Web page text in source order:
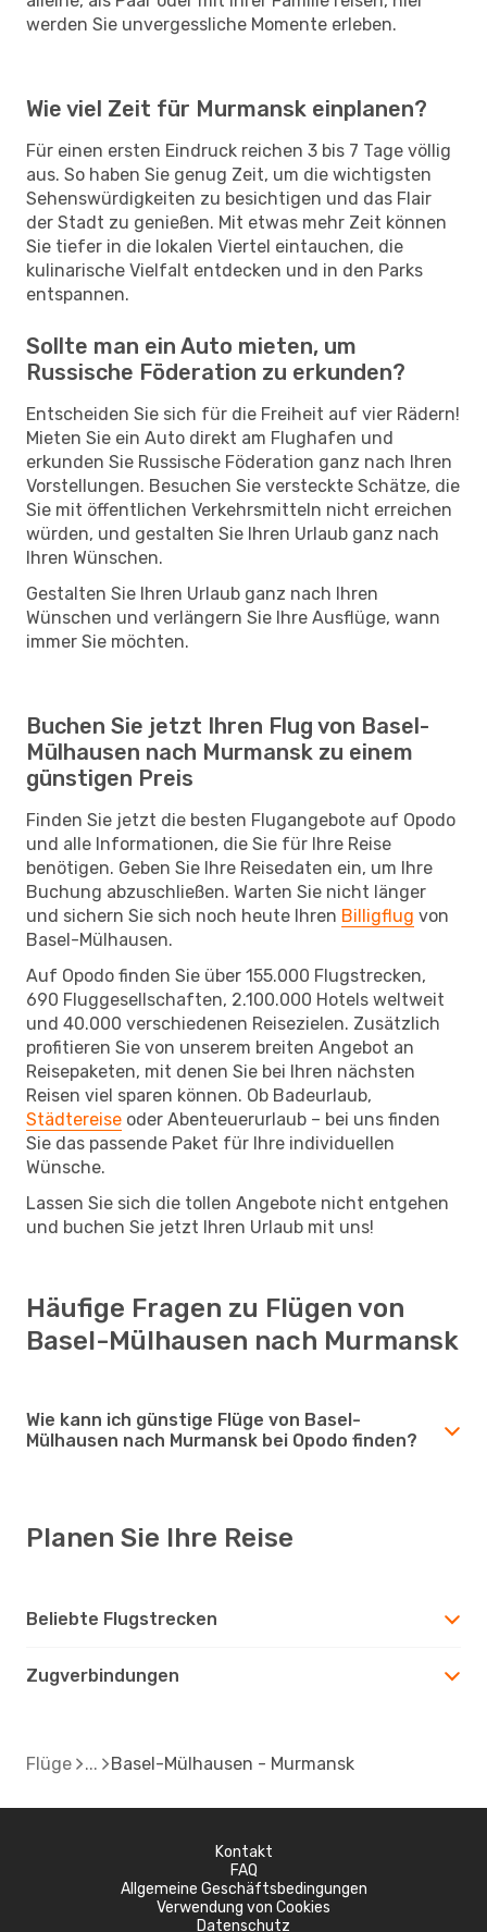
werden Sie unvergessliche Momente erleben.
Wie viel Zeit für Murmansk einplanen?
Für einen ersten Eindruck reichen 3 bis 7 Tage völlig
aus. So haben Sie genug Zeit, um die wichtigsten
Sehenswürdigkeiten zu besichtigen und das Flair
der Stadt zu genießen. Mit etwas mehr Zeit können
Sie tiefer in die lokalen Viertel eintauchen, die
kulinarische Vielfalt entdecken und in den Parks
entspannen.
Sollte man ein Auto mieten, um
Russische Föderation zu erkunden?
Entscheiden Sie sich für die Freiheit auf vier Rädern!
Mieten Sie ein Auto direkt am Flughafen und
erkunden Sie Russische Föderation ganz nach Ihren
Vorstellungen. Besuchen Sie versteckte Schätze, die
Sie mit öffentlichen Verkehrsmitteln nicht erreichen
würden, und gestalten Sie Ihren Urlaub ganz nach
Ihren Wünschen.
Gestalten Sie Ihren Urlaub ganz nach Ihren
Wünschen und verlängern Sie Ihre Ausflüge, wann
immer Sie möchten.
Buchen Sie jetzt Ihren Flug von Basel-
Mülhausen nach Murmansk zu einem
günstigen Preis
Finden Sie jetzt die besten Flugangebote auf Opodo
und alle Informationen, die Sie für Ihre Reise
benötigen. Geben Sie Ihre Reisedaten ein, um Ihre
Buchung abzuschließen. Warten Sie nicht länger
und sichern Sie sich noch heute Ihren Billigflug von
Basel-Mülhausen.
Auf Opodo finden Sie über 155.000 Flugstrecken,
690 Fluggesellschaften, 2.100.000 Hotels weltweit
und 40.000 verschiedenen Reisezielen. Zusätzlich
profitieren Sie von unserem breiten Angebot an
Reisepaketen, mit denen Sie bei Ihren nächsten
Reisen viel sparen können. Ob Badeurlaub,
Städtereise oder Abenteuerurlaub – bei uns finden
Sie das passende Paket für Ihre individuellen
Wünsche.
Lassen Sie sich die tollen Angebote nicht entgehen
und buchen Sie jetzt Ihren Urlaub mit uns!
Häufige Fragen zu Flügen von
Basel-Mülhausen nach Murmansk
Wie kann ich günstige Flüge von Basel-
Mülhausen nach Murmansk bei Opodo finden?
Planen Sie Ihre Reise
Beliebte Flugstrecken
Zugverbindungen
Flüge Basel-Mülhausen - Murmansk
Kontakt
FAQ
Allgemeine Geschäftsbedingungen
Verwendung von Cookies
Datenschutz